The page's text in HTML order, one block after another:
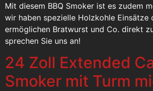
Mit diesem BBQ Smoker ist es zudem
wir haben spezielle Holzkohle Einsätze
ermöglichen Bratwurst und Co. direkt
sprechen Sie uns an!
24 Zoll Extended
Smoker mit Turm